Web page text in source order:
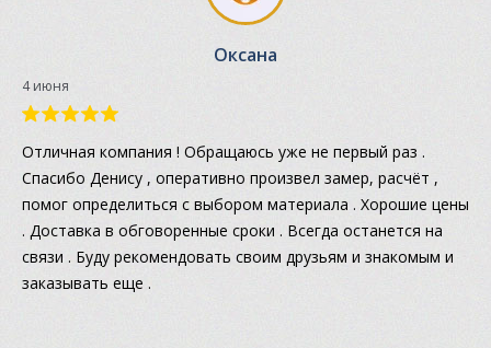
Оксана
4 июня
Отличная компания ! Обращаюсь уже не первый раз .
Спасибо Денису , оперативно произвел замер, расчёт ,
помог определиться с выбором материала . Хорошие цены
. Доставка в обговоренные сроки . Всегда останется на
связи . Буду рекомендовать своим друзьям и знакомым и
заказывать еще .